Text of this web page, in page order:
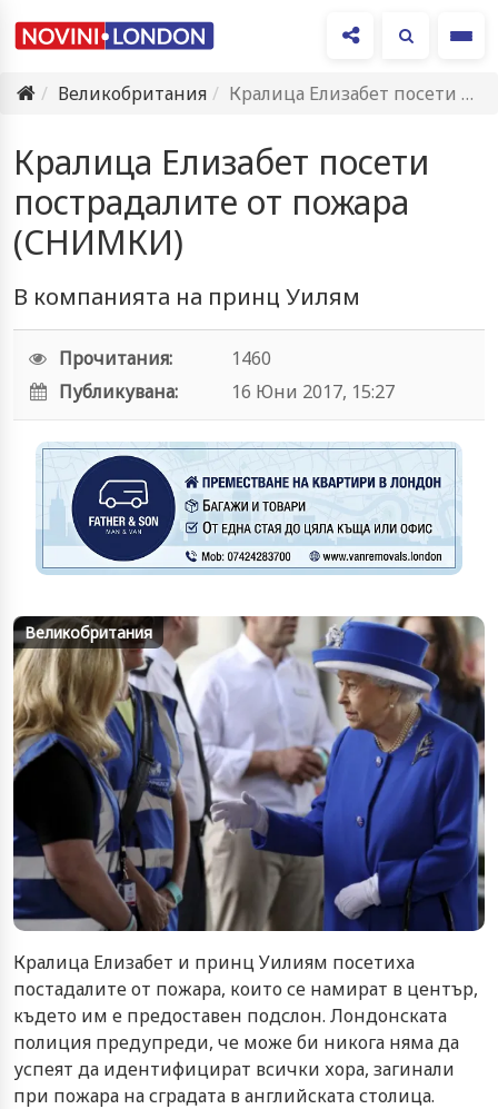
Великобритания
Кралица Елизабет посети пострадалите от пожара (СНИМКИ)
Кралица Елизабет посети
пострадалите от пожара
(СНИМКИ)
В компанията на принц Уилям
Прочитания:
1460
Публикувана:
16 Юни 2017, 15:27
Великобритания
Кралица Елизабет и принц Уилиям посетиха
постадалите от пожара, които се намират в център,
където им е предоставен подслон. Лондонската
полиция предупреди, че може би никога няма да
успеят да идентифицират всички хора, загинали
при пожара на сградата в английската столица.